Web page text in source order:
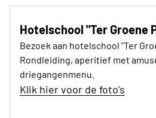
Hotelschool "Ter Groene
Bezoek aan hotelschool "Ter
Rondleiding, aperitief met
driegangenmenu.
Klik hier voor de foto's